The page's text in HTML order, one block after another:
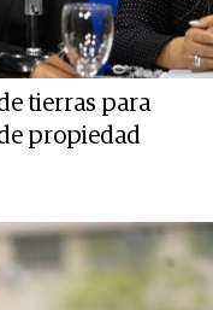
tierras para
propiedad